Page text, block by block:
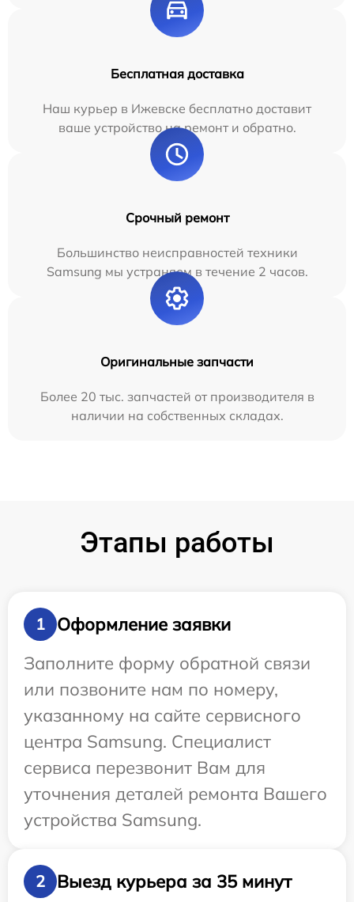
Бесплатная доставка
Наш курьер в Ижевске бесплатно доставит
ваше устройство на ремонт и обратно.
Срочный ремонт
Большинство неисправностей техники
Samsung мы устраняем в течение 2 часов.
Оригинальные запчасти
Более 20 тыс. запчастей от производителя в
наличии на собственных складах.
Этапы работы
1
Оформление заявки
Заполните форму обратной связи
или позвоните нам по номеру,
указанному на сайте сервисного
центра Samsung. Специалист
сервиса перезвонит Вам для
уточнения деталей ремонта Вашего
устройства Samsung.
2
Выезд курьера за 35 минут